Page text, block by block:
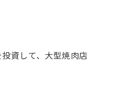
資して、大型焼肉店